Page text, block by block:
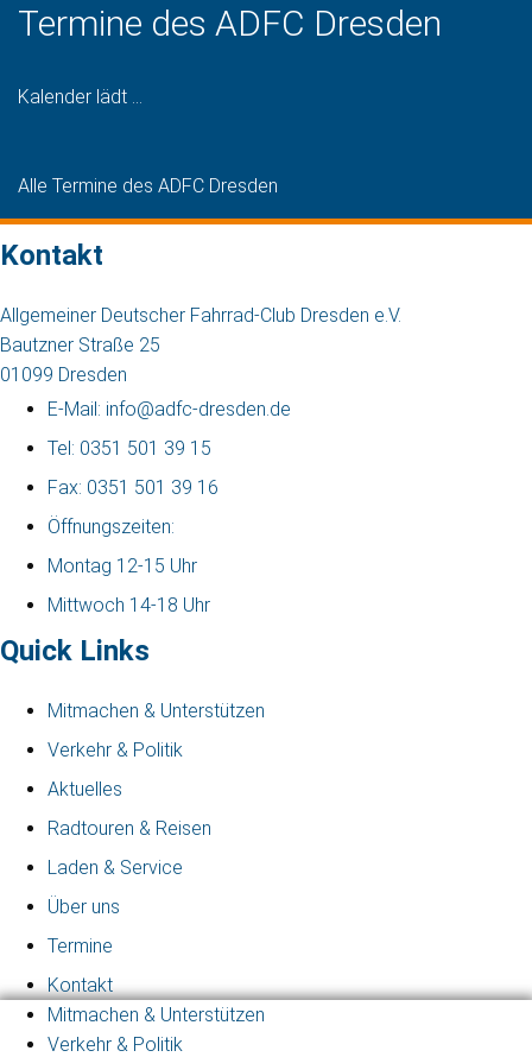
Termine des ADFC Dresden
Kalender lädt ...
Alle Termine des ADFC Dresden
Kontakt
Allgemeiner Deutscher Fahrrad-Club Dresden e.V.
Bautzner Straße 25
01099 Dresden
E-Mail: info@adfc-dresden.de
Tel: 0351 501 39 15
Fax: 0351 501 39 16
Öffnungszeiten:
Montag 12-15 Uhr
Mittwoch 14-18 Uhr
Quick Links
Mitmachen & Unterstützen
Verkehr & Politik
Aktuelles
Radtouren & Reisen
Laden & Service
Über uns
Termine
Kontakt
Mitmachen & Unterstützen
Verkehr & Politik